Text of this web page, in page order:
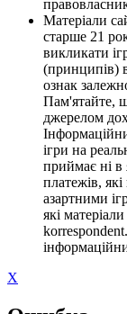
Матеріали
старше 21
викликати
(принципів)
ознак
Пам'ятайте,
джерелом
ігри на
приймає ні в
платежів,
азартними
які
X